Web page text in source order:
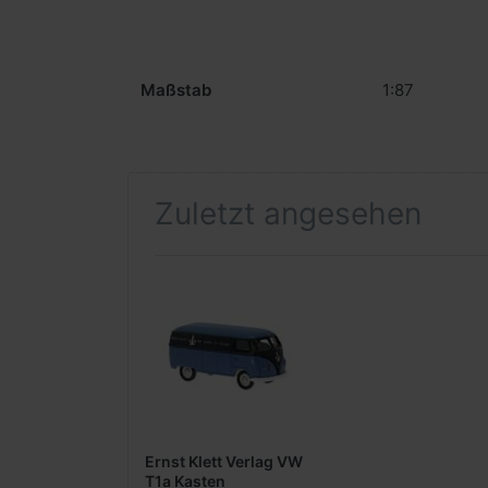
Maßstab 1:87
Zuletzt angesehen
Ernst Klett Verlag VW
T1a Kasten